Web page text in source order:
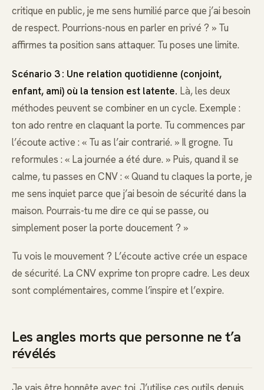
critique en public, je me sens humilié parce que j’ai besoin
de respect. Pourrions-nous en parler en privé ? » Tu
affirmes ta position sans attaquer. Tu poses une limite.
Scénario 3 : Une relation quotidienne (conjoint,
enfant, ami) où la tension est latente. Là, les deux
méthodes peuvent se combiner en un cycle. Exemple :
ton ado rentre en claquant la porte. Tu commences par
l’écoute active : « Tu as l’air contrarié. » Il grogne. Tu
reformules : « La journée a été dure. » Puis, quand il se
calme, tu passes en CNV : « Quand tu claques la porte, je
me sens inquiet parce que j’ai besoin de sécurité dans la
maison. Pourrais-tu me dire ce qui se passe, ou
simplement poser la porte doucement ? »
Tu vois le mouvement ? L’écoute active crée un espace
de sécurité. La CNV exprime ton propre cadre. Les deux
sont complémentaires, comme l’inspire et l’expire.
Les angles morts que personne ne t’a
révélés